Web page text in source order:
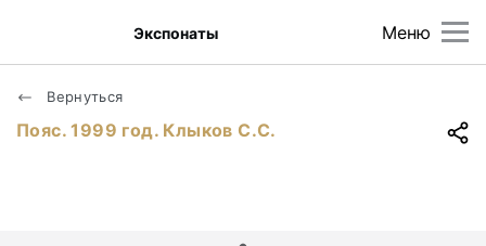
Меню
Экспонаты
Вернуться
Пояс. 1999 год. Клыков С.С.